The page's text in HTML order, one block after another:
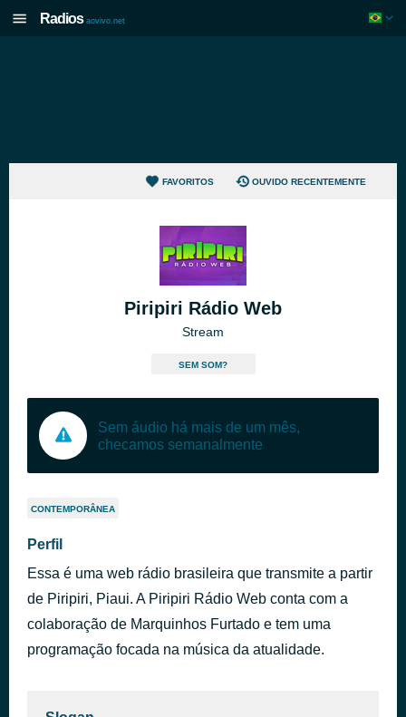
Radios aovivo.net
FAVORITOS OUVIDO RECENTEMENTE
Piripiri Rádio Web
Stream
SEM SOM?
Sem áudio há mais de um mês,
checamos semanalmente
CONTEMPORÂNEA
Perfil
Essa é uma web rádio brasileira que transmite a partir
de Piripiri, Piaui. A Piripiri Rádio Web conta com a
colaboração de Marquinhos Furtado e tem uma
programação focada na música da atualidade.